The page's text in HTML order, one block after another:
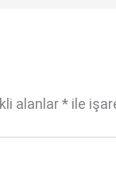
alanlar* ile